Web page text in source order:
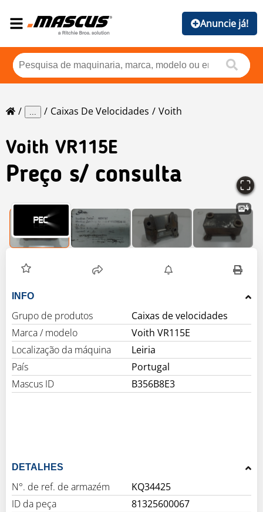
Anuncie já!
... Caixas De Velocidades Voith
Voith VR115E
Preço s/ consulta
4
INFO
Grupo de produtos
Caixas de velocidades
Marca / modelo
Voith VR115E
Localização da máquina
Leiria
País
Portugal
Mascus ID
B356B8E3
DETALHES
N°. de ref. de armazém
KQ34425
ID da peça
81325600067